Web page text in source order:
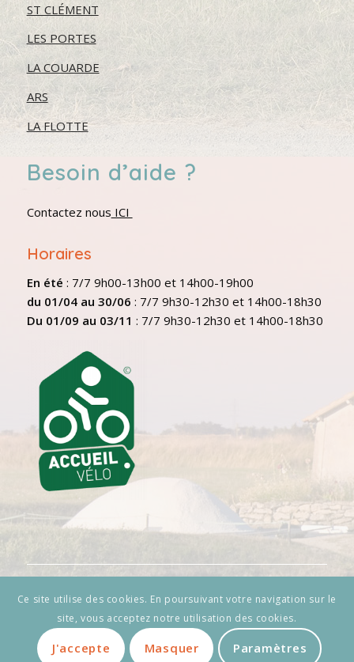
ST CLÉMENT
LES PORTES
LA COUARDE
ARS
LA FLOTTE
Besoin d’aide ?
Contactez nous ICI
Horaires
En été : 7/7 9h00-13h00 et 14h00-19h00
du 01/04 au 30/06 : 7/7 9h30-12h30 et 14h00-18h30
Du 01/09 au 03/11 : 7/7 9h30-12h30 et 14h00-18h30
© Copyright - Cycland - Web-design par AtelierGuias
Conseil et Gestion de projet par
CM Coach Digital
Mentions Légales
Politique de confidentialité
Ce site utilise des cookies. En poursuivant votre navigation sur le
site, vous acceptez notre utilisation des cookies.
J'accepte Masquer Paramètres